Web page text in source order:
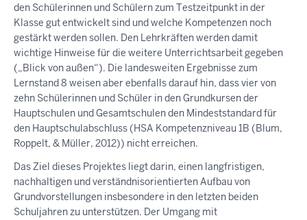
den Schülerinnen und Schülern zum Testzeitpunkt in der
Klasse gut entwickelt sind und welche Kompetenzen noch
gestärkt werden sollen. Den Lehrkräften werden damit
wichtige Hinweise für die weitere Unterrichtsarbeit gegeben
(„Blick von außen“). Die landesweiten Ergebnisse zum
Lernstand 8 weisen aber ebenfalls darauf hin, dass vier von
zehn Schülerinnen und Schüler in den Grundkursen der
Hauptschulen und Gesamtschulen den Mindeststandard für
den Hauptschulabschluss (HSA Kompetenzniveau 1B (Blum,
Roppelt, & Müller, 2012)) nicht erreichen.
Das Ziel dieses Projektes liegt darin, einen langfristigen,
nachhaltigen und verständnisorientierten Aufbau von
Grundvorstellungen insbesondere in den letzten beiden
Schuljahren zu unterstützen. Der Umgang mit